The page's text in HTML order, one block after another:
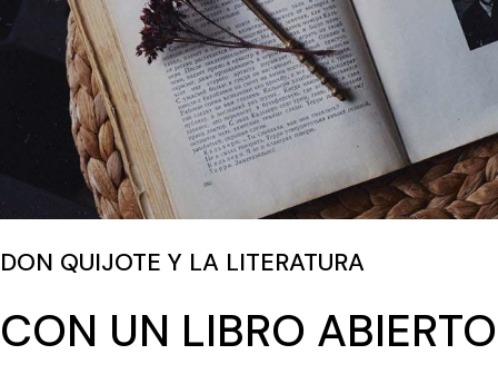
DON QUIJOTE Y LA LITERATURA
CON UN LIBRO ABIERTO